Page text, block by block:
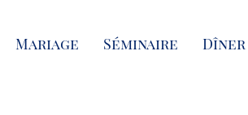
Mariage Séminaire